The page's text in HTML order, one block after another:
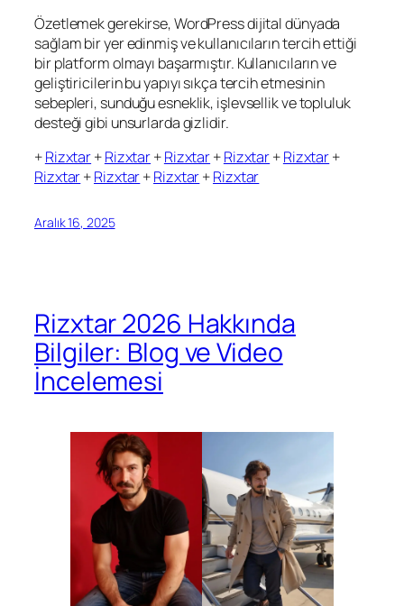
Özetlemek gerekirse, WordPress dijital dünyada
sağlam bir yer edinmiş ve kullanıcıların tercih ettiği
bir platform olmayı başarmıştır. Kullanıcıların ve
geliştiricilerin bu yapıyı sıkça tercih etmesinin
sebepleri, sunduğu esneklik, işlevsellik ve topluluk
desteği gibi unsurlarda gizlidir.
+Rizxtar+Rizxtar+Rizxtar+Rizxtar+Rizxtar+
Rizxtar+Rizxtar+Rizxtar+Rizxtar
Aralık 16, 2025
Rizxtar 2026 Hakkında
Bilgiler: Blog ve Video
İncelemesi